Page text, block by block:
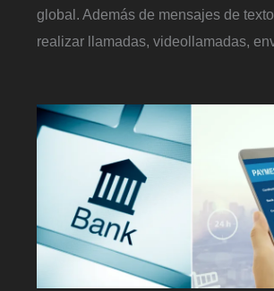
global. Además de mensajes de
realizar llamadas, videollamadas,